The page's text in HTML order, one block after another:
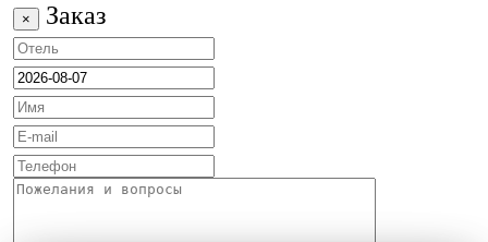
× Заказ